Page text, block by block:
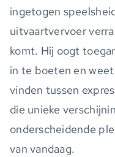
ingetogen
uitvaartvervoer
komt. Hij oogt
in te boeten en
vinden tussen
die unieke
onderscheidende
van vandaag.